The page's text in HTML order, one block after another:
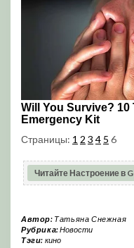
Страницы: 1 2 3 4 5 6
Читайте Настроение в
Автор: Татьяна Снежная
Рубрика:Новости
Тэги: кино